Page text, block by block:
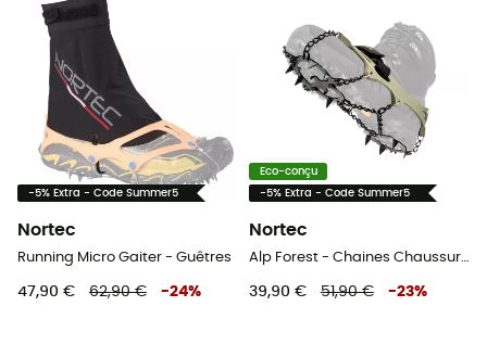
-5% Extra - Code Summer5
Nortec
Running Micro Gaiter - Guêtres
47,90 € 62,90 € -24%
Eco-conçu
-5% Extra - Code Summer5
Nortec
Alp Forest - Chaines Chaussures
39,90 € 51,90 € -23%